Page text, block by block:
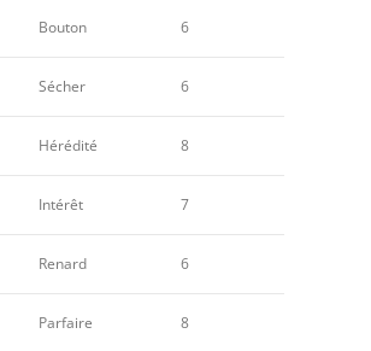
Bouton 6
Sécher 6
Hérédité 8
Intérêt 7
Renard 6
Parfaire 8